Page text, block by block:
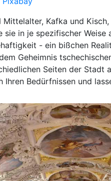
Kafka und
in je spezifischer
- ein bißchen
Geheimnis
Seiten der Stadt
Ihren Bedürfnissen und